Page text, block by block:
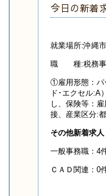
今日の新着
就業場所:沖縄市
職 種:税務事
①雇用形態：パ
ド･エクセル
し、保険等：
接、産業区分:
その他新着求人
一般事務職：4
ＣＡＤ関連：0